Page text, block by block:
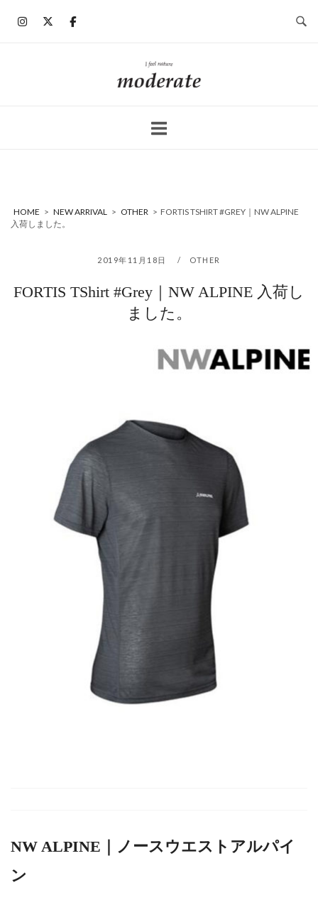
ホ
ー
HOME > NEW ARRIVAL > OTHER > FORTIS TSHIRT #GREY｜NW ALPINE
入荷しました。
2019年11月18日 OTHER
FORTIS TShirt #Grey｜NW ALPINE 入荷し
ました。
NW ALPINE｜ノースウエストアルパイ
ン